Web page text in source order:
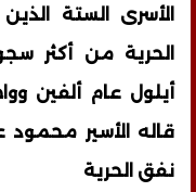
الأسرى الستة
الحرية من أكثر
أيلول عام ألفين
قاله الأسير محمود
نفق الحرية